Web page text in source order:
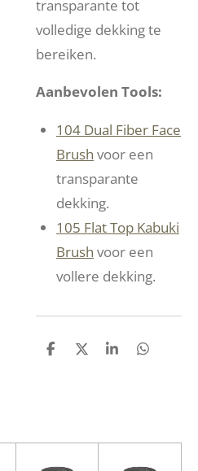
transparante tot
volledige dekking te
bereiken.
Aanbevolen Tools:
104 Dual Fiber Face
Brush voor een
transparante
dekking.
105 Flat Top Kabuki
Brush voor een
vollere dekking.
D
D
S
D